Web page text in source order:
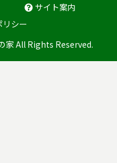
サイト案内
リシー
家 All Rights Reserved.